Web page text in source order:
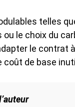
telles
le choix du
le contrat
coût de base